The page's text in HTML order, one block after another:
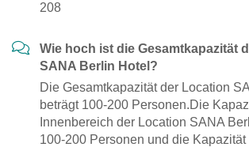
208
Wie hoch ist die Gesamtkapazität
SANA Berlin Hotel?
Die Gesamtkapazität der Location
beträgt 100-200 Personen.Die
Innenbereich der Location SANA
100-200 Personen und die Kapazität